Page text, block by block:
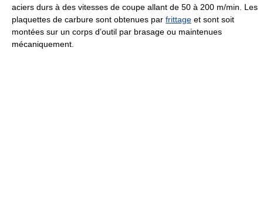
aciers durs à des vitesses de coupe allant de 50 à 200 m/min. Les
plaquettes de carbure sont obtenues par frittage et sont soit
montées sur un corps d’outil par brasage ou maintenues
mécaniquement.